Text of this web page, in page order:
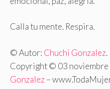
Calla tu mente. Respira.
© Autor: Chuchi Gonzalez.
Copyright © 03
Gonzalez –